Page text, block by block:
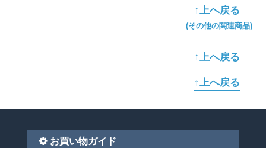
↑上へ戻る
(その他の関連商品)
↑上へ戻る
↑上へ戻る
お買い物ガイド